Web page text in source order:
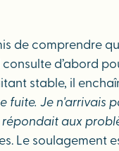
de comprendre
d’abord
stable, il
fuite. Je n'arrivais
répondait aux
Le soulagement